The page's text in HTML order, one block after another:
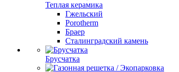
Теплая керамика
Гжельский
Porotherm
Браер
Сталинградский камень
Брусчатка